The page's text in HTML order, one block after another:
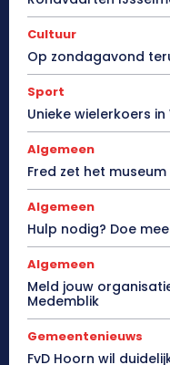
Cultuur
Op zondagavond
Sport
Unieke wielerkoers
Algemeen
Fred zet het
Algemeen
Hulp nodig? Doe
Algemeen
Meld jouw
Medemblik
Gemeentenieuws
FvD Hoorn wil